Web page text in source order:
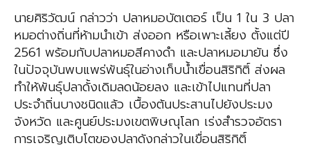
นายศิริวัฒน์ กล่าวว่า ปลาหมอบัตเตอร์ เป็น 1 ใน 3 ปลา
หมอต่างถิ่นที่ห้ามนำเข้า ส่งออก หรือเพาะเลี้ยง ตั้งแต่ปี
2561 พร้อมกับปลาหมอสีคางดำ และปลาหมอมายัน ซึ่ง
ในปัจจุบันพบแพร่พันธุ์ในอ่างเก็บน้ำเขื่อนสิริกิติ์ ส่งผล
ทำให้พันธุ์ปลาดั้งเดิมลดน้อยลง และเข้าไปแทนที่ปลา
ประจำถิ่นบางชนิดแล้ว เบื้องต้นประสานไปยังประมง
จังหวัด และศูนย์ประมงเขตพิษณุโลก เร่งสำรวจอัตรา
การเจริญเติบโตของปลาดังกล่าวในเขื่อนสิริกิติ์